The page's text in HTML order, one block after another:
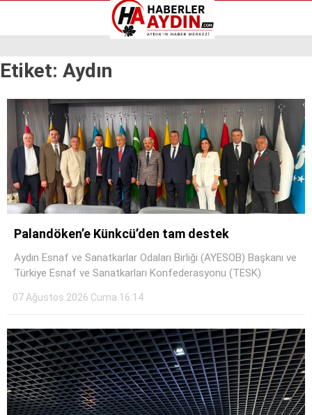
Aydın Haberleri
Aydın nöbetçi eczaneler
Aydın Sinema salonları
Döviz Kurları
Hava Durumu
Künye
Nöbetçi Eczaneler
Süper Lig Puan Durumu
GALERİ YAZARLAR
Aydın Haberleri
Aydın nöbetçi eczaneler
Aydın Sinema salonları
Döviz Kurları
Hava Durumu
İletişim
Künye
Nöbetçi Eczaneler
Etiket: Aydın
Palandöken’e Künkcü’den tam destek
Aydın Esnaf ve Sanatkarlar Odaları Birliği (AYESOB) Başkanı ve
Türkiye Esnaf ve Sanatkarları Konfederasyonu (TESK)
07 Ağustos 2026 Cuma 16:14